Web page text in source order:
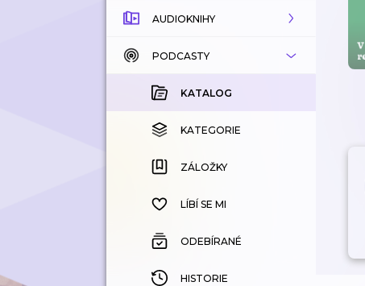
AUDIOKNIHY
KATALOG
KOUPENÉ
KATEGORIE
ZÁLOŽKY
HISTORIE
PODCASTY
KATALOG
KATEGORIE
ZÁLOŽKY
LÍBÍ SE MI
ODEBÍRANÉ
HISTORIE